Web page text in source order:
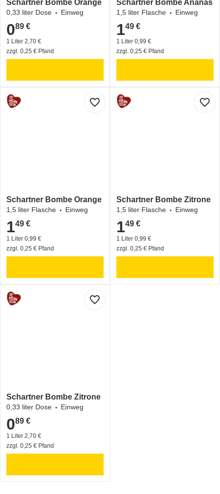
Schartner Bombe Orange
0,33 liter Dose Einweg
0,89 €
089 €
1 Liter 2,70 €
zzgl. 0,25 € Pfand
Schartner Bombe Ananas
1,5 liter Flasche Einweg
1,49 €
149 €
1 Liter 0,99 €
zzgl. 0,25 € Pfand
favorite_border
Schartner Bombe Orange
1,5 liter Flasche Einweg
1,49 €
149 €
1 Liter 0,99 €
zzgl. 0,25 € Pfand
favorite_border
Schartner Bombe Zitrone
1,5 liter Flasche Einweg
1,49 €
149 €
1 Liter 0,99 €
zzgl. 0,25 € Pfand
favorite_border
Schartner Bombe Zitrone
0,33 liter Dose Einweg
0,89 €
089 €
1 Liter 2,70 €
zzgl. 0,25 € Pfand